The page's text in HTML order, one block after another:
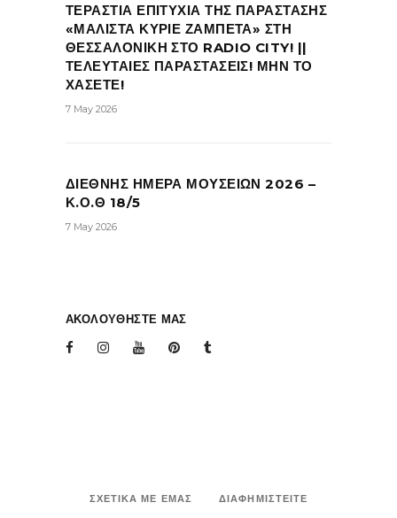
ΤΕΡΑΣΤΙΑ ΕΠΙΤΥΧΙΑ ΤΗΣ ΠΑΡΑΣΤΑΣΗΣ
«ΜΑΛΙΣΤΑ ΚΥΡΙΕ ΖΑΜΠΕΤΑ» ΣΤΗ
ΘΕΣΣΑΛΟΝΙΚΗ ΣΤΟ RADIO CITY! ||
ΤΕΛΕΥΤΑΙΕΣ ΠΑΡΑΣΤΑΣΕΙΣ! ΜΗΝ ΤΟ
ΧΑΣΕΤΕ!
7 May 2026
ΔΙΕΘΝΗΣ ΗΜΕΡΑ ΜΟΥΣΕΙΩΝ 2026 –
Κ.Ο.Θ 18/5
7 May 2026
ΑΚΟΛΟΥΘΗΣΤΕ ΜΑΣ
ΣΧΕΤΙΚΑ ΜΕ ΕΜΑΣ
ΔΙΑΦΗΜΙΣΤΕΙΤΕ